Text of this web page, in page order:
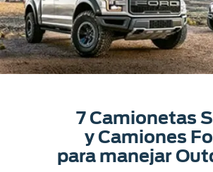
7 Camionetas
y Camiones
para manejar